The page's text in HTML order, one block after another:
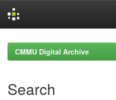
navigationCMMU Digital Archive
Search